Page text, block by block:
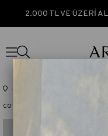
2.000 TL VE ÜZERİ
Anasayfa
COTTON MONOGRAM GEOMETRİK